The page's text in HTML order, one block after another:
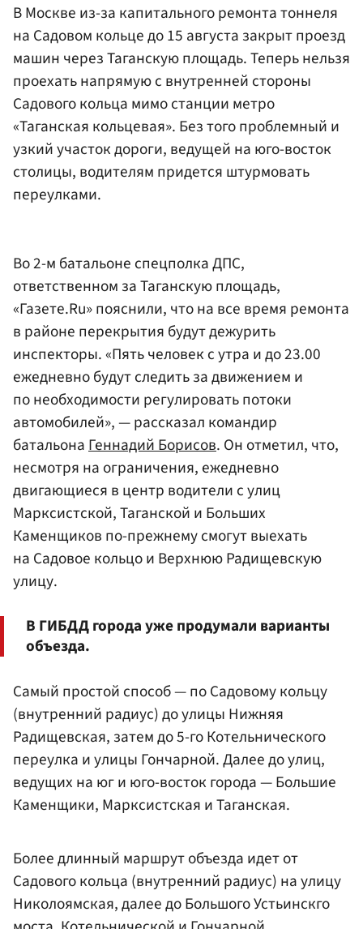
В Москве из-за капитального ремонта тоннеля
на Садовом кольце до 15 августа закрыт проезд
машин через Таганскую площадь. Теперь нельзя
проехать напрямую с внутренней стороны
Садового кольца мимо станции метро
«Таганская кольцевая». Без того проблемный и
узкий участок дороги, ведущей на юго-восток
столицы, водителям придется штурмовать
переулками.
Во 2-м батальоне спецполка ДПС,
ответственном за Таганскую площадь,
«Газете.Ru» пояснили, что на все время ремонта
в районе перекрытия будут дежурить
инспекторы. «Пять человек с утра и до 23.00
ежедневно будут следить за движением и
по необходимости регулировать потоки
автомобилей», — рассказал командир
батальонаГеннадий Борисов. Он отметил, что,
несмотря на ограничения, ежедневно
двигающиеся в центр водители с улиц
Марксистской, Таганской и Больших
Каменщиков по-прежнему смогут выехать
на Садовое кольцо и Верхнюю Радищевскую
улицу.
В ГИБДД города уже продумали варианты
объезда.
Самый простой способ — по Садовому кольцу
(внутренний радиус) до улицы Нижняя
Радищевская, затем до 5-го Котельнического
переулка и улицы Гончарной. Далее до улиц,
ведущих на юг и юго-восток города — Большие
Каменщики, Марксистская и Таганская.
Более длинный маршрут объезда идет от
Садового кольца (внутренний радиус) на улицу
Николоямская, далее до Большого Устьинскго